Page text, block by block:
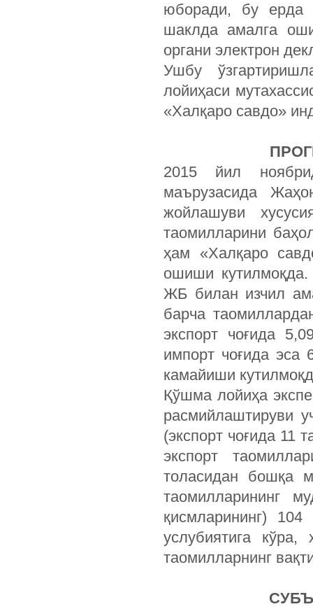
юборади, бу ерда
шаклда амалга
органи электрон
Ушбу
лойиҳаси
«Халқаро савдо»
2015 йил
маърузасида
жойлашуви
таомилларини
ҳам «Халқаро
ошиши кутилмоқда.
ЖБ билан изчил
барча
экспорт чоғида
импорт чоғида эса
камайиши
Қўшма лойиҳа
расмийлаштируви
(экспорт чоғида 11
экспорт
толасидан бошқа
таомилларининг
қисмларининг)
услубиятига
таомилларнинг